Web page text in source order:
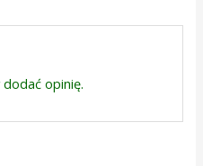
dodać opinię.